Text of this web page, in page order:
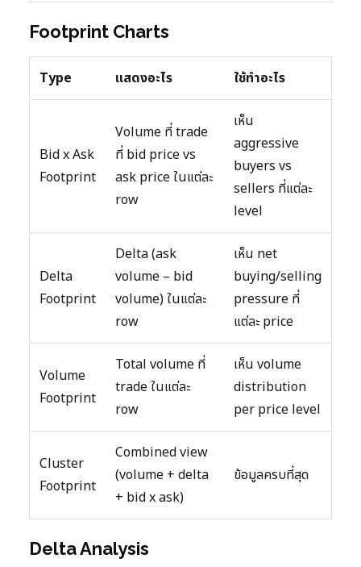
Footprint Charts
Type แสดงอะไร ใช้ทำอะไร
Bid x Ask
Footprint
Volume ที่ trade
ที่ bid price vs
ask price ในแต่ละ
row
เห็น
aggressive
buyers vs
sellers ที่แต่ละ
level
Delta
Footprint
Delta (ask
volume – bid
volume) ในแต่ละ
row
เห็น net
buying/selling
pressure ที่
แต่ละ price
Volume
Footprint
Total volume ที่
trade ในแต่ละ
row
เห็น volume
distribution
per price level
Cluster
Footprint
Combined view
(volume + delta
+ bid x ask)
ข้อมูลครบที่สุด
Delta Analysis